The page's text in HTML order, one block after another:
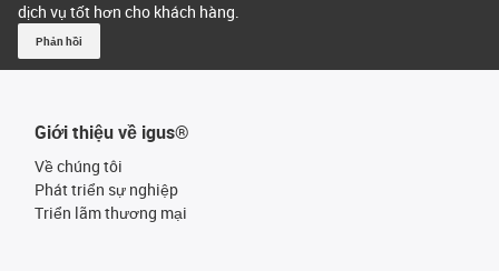
dịch vụ tốt hơn cho khách hàng.
Phản hồi
Giới thiệu về igus®
Về chúng tôi
Phát triển sự nghiệp
Triển lãm thương mại